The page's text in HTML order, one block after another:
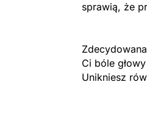
sprawią, że
Ci bóle
Unikniesz